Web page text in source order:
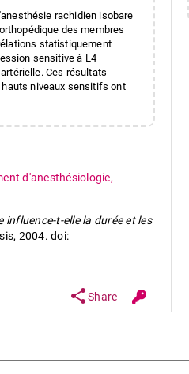
rachidien isobare
des membres
statistiquement
sensitive à L4
Ces résultats
niveaux sensitifs ont
d'anesthésiologie,
influence-t-elle la durée et les
2004. doi:
shareShare